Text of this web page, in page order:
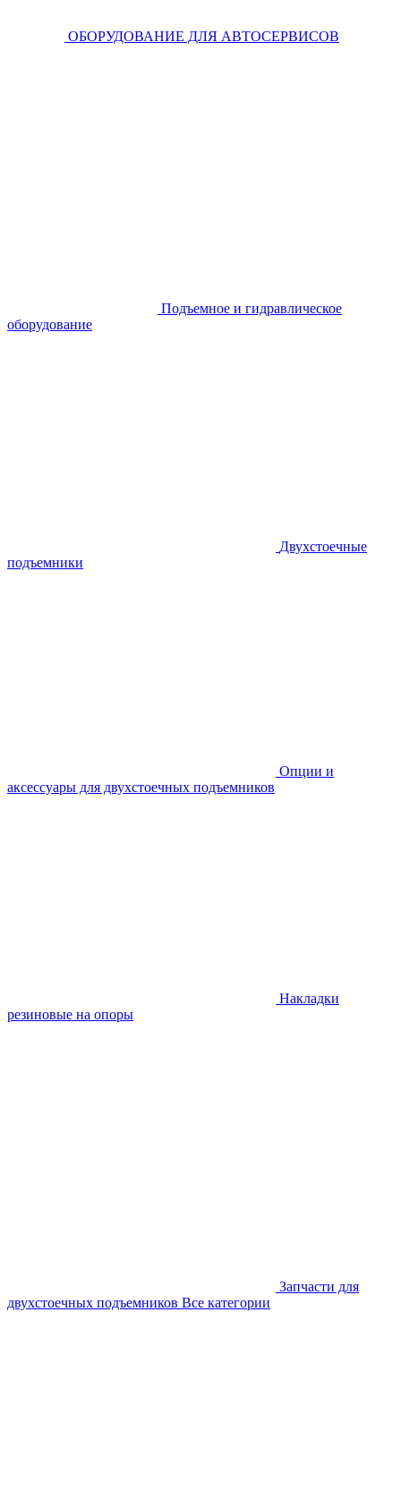
ОБОРУДОВАНИЕ ДЛЯ АВТОСЕРВИСОВ
Подъемное и гидравлическое
оборудование
Двухстоечные
подъемники
Опции и
аксессуары для двухстоечных подъемников
Накладки
резиновые на опоры
Запчасти для
двухстоечных подъемников Все категории